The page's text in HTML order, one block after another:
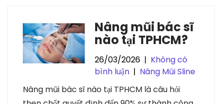
Nâng mũi bác sĩ
nào tại TPHCM?
26/03/2026 | Không có
bình luận | Nâng Mũi Sline
Nâng mũi bác sĩ nào tại TPHCM là câu hỏi